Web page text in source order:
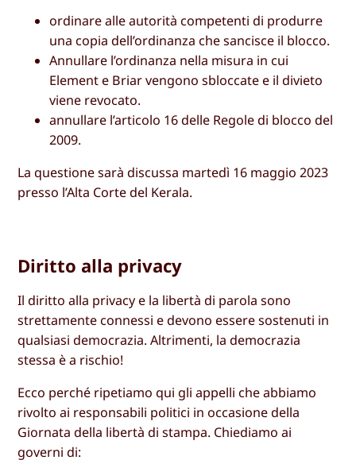
ordinare alle autorità competenti di produrre
una copia dell’ordinanza che sancisce il blocco.
Annullare l’ordinanza nella misura in cui
Element e Briar vengono sbloccate e il divieto
viene revocato.
annullare l’articolo 16 delle Regole di blocco del
2009.
La questione sarà discussa martedì 16 maggio 2023
presso l’Alta Corte del Kerala.
Diritto alla privacy
Il diritto alla privacy e la libertà di parola sono
strettamente connessi e devono essere sostenuti in
qualsiasi democrazia. Altrimenti, la democrazia
stessa è a rischio!
Ecco perché ripetiamo qui gli appelli che abbiamo
rivolto ai responsabili politici in occasione della
Giornata della libertà di stampa. Chiediamo ai
governi di: